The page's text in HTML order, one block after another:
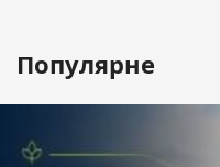
Популярне